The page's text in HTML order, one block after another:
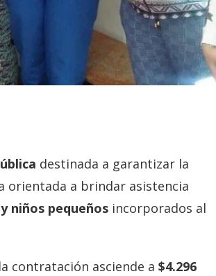
destinada a garantizar la
orientada a brindar asistencia
niños pequeños incorporados al
contratación asciende a $4.296